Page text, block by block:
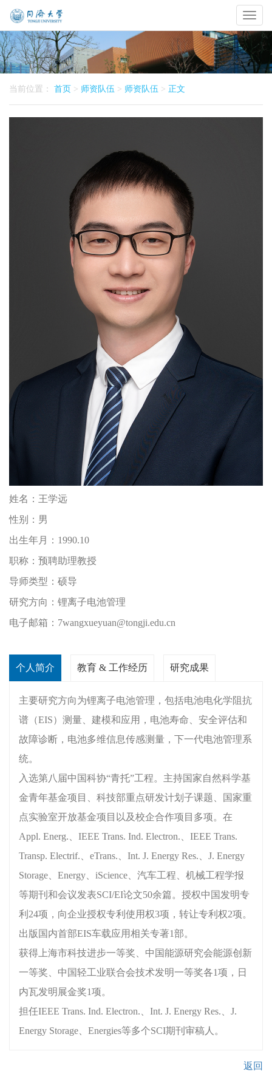
Toggle
当前位置： 首页 > 师资队伍 > 师资队伍 > 正文
姓名： 王学远
性别： 男
出生年月： 1990.10
职称： 预聘助理教授
导师类型： 硕导
研究方向： 锂离子电池管理
电子邮箱： 7wangxueyuan@tongji.edu.cn
个人简介 教育 & 工作经历 研究成果
主要研究方向为锂离子电池管理，包括电池电化学阻抗
谱（EIS）测量、建模和应用，电池寿命、安全评估和
故障诊断，电池多维信息传感测量，下一代电池管理系
统。
入选第八届中国科协“青托”工程。主持国家自然科学基
金青年基金项目、科技部重点研发计划子课题、国家重
点实验室开放基金项目以及校企合作项目多项。在
Appl. Energ.、IEEE Trans. Ind. Electron.、IEEE Trans.
Transp. Electrif.、eTrans.、Int. J. Energy Res.、J. Energy
Storage、Energy、iScience、汽车工程、机械工程学报
等期刊和会议发表SCI/EI论文50余篇。授权中国发明专
利24项，向企业授权专利使用权3项，转让专利权2项。
出版国内首部EIS车载应用相关专著1部。
获得上海市科技进步一等奖、中国能源研究会能源创新
一等奖、中国轻工业联合会技术发明一等奖各1项，日
内瓦发明展金奖1项。
担任IEEE Trans. Ind. Electron.、Int. J. Energy Res.、J.
Energy Storage、Energies等多个SCI期刊审稿人。
返回